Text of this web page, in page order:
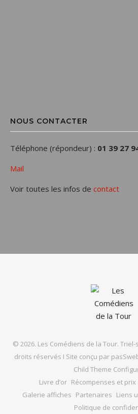
NOUS CONTACTER
Téléphone (répondeur) : 01 39 27
Mail
Voir toutes les infos de contact
© 2026. Les Comédiens de la Tour.
droits réservés I Site conçu par
Child Theme
Livre d’or Récompenses et prix
Galerie affiches Partenaires Liens
Politique de